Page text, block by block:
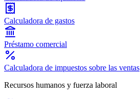
Calculadora de gastos
Préstamo comercial
Calculadora de impuestos sobre las ventas
Recursos humanos y fuerza laboral